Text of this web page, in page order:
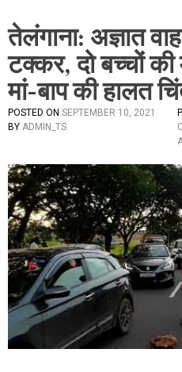
तेलंगाना: अज्ञात
टक्कर, दो बच्चों की
मां-बाप की हालत
POSTED ON SEPTEMBER 10, 2021
BY ADMIN_TS